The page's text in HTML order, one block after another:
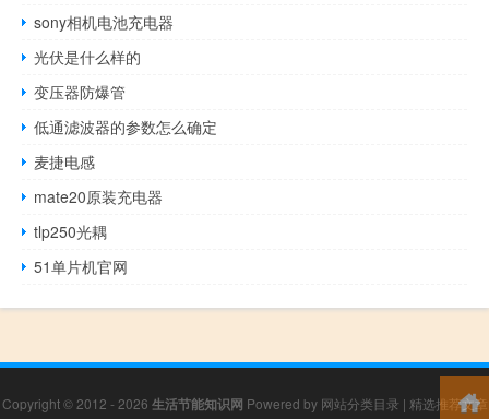
sony相机电池充电器
光伏是什么样的
变压器防爆管
低通滤波器的参数怎么确定
麦捷电感
mate20原装充电器
tlp250光耦
51单片机官网
Copyright © 2012 - 2026 生活节能知识网 Powered by 网站分类目录 | 精选推荐文章